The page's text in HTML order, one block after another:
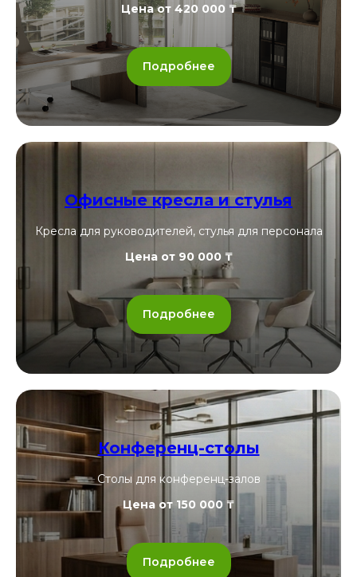
Цена от 420 000 ₸
Подробнее
Офисные кресла и стулья
Кресла для руководителей, стулья для персонала
Цена от 90 000 ₸
Подробнее
Конференц-столы
Столы для конференц-залов
Цена от 150 000 ₸
Подробнее